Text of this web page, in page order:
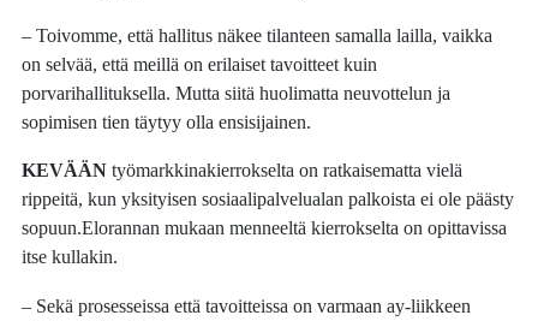
– Toivomme, että hallitus näkee tilanteen samalla lailla, vaikka
on selvää, että meillä on erilaiset tavoitteet kuin
porvarihallituksella. Mutta siitä huolimatta neuvottelun ja
sopimisen tien täytyy olla ensisijainen.
KEVÄÄN työmarkkinakierrokselta on ratkaisematta vielä
rippeitä, kun yksityisen sosiaalipalvelualan palkoista ei ole päästy
sopuun.Elorannan mukaan menneeltä kierrokselta on opittavissa
itse kullakin.
– Sekä prosesseissa että tavoitteissa on varmaan ay-liikkeen